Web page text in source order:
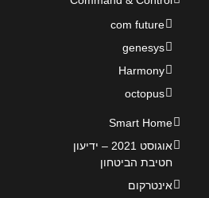
com future
genesys
Harmony
octopus
Smart Home
אוגוסט 2021 – ידיעון
חטיבת הביטחון
אינטרקום